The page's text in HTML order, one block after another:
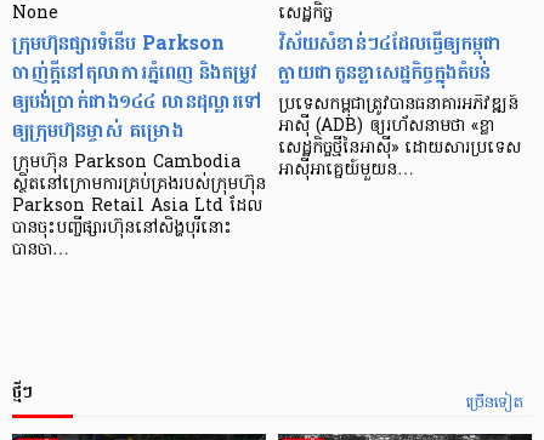
None
ក្រុមហ៊ុនផ្សារទំនើប Parkson
ចាញ់ក្ដីនៅតុលាការភ្នំពេញ និងតម្រូវ
ឲ្យបង់ប្រាក់ជាង១៤៤ លានដុល្លារទៅ
ឲ្យក្រុមហ៊ុនម្ចាស់ គម្រោង
ក្រុមហ៊ុន Parkson Cambodia
ស្ថិតនៅក្រោមការគ្រប់គ្រងរបស់ក្រុមហ៊ុន
Parkson Retail Asia Ltd ដែល
បានចុះបញ្ចីផ្សារហ៊ុននៅសិង្ហបុរីនោះ
បានចា…
សេដ្ឋកិច្ច​
វិស័យ​សំខាន់ៗ​៤​ដែល​ធ្វើ​ឲ្យ​កម្ពុជា​
ក្លាយ​ជា​កូន​ខ្លា​សេដ្ឋកិច្ច​ក្នុង​តំបន់
ប្រទេស​កម្ពុជា​ត្រូវ​បាន​ធនាគារ​អភិវឌ្ឍន៍​
អាស៊ី (ADB) ឲ្យ​រហ័ស​នាមថា «ខ្លា​
សេដ្ឋកិច្ច​ថ្មី​នៃ​អាស៊ី» ដោយសារ​ប្រទេស​
អាស៊ី​អាគ្នេយ៍​មួយ​ន…
ច្រើនទៀត
ថ្មីៗ